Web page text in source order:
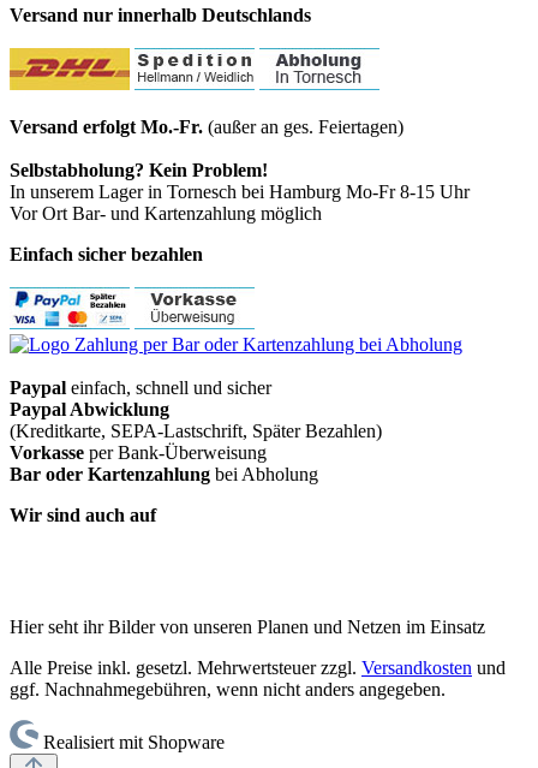
Versand nur innerhalb Deutschlands
Versand erfolgt Mo.-Fr. (außer an ges. Feiertagen)
Selbstabholung? Kein Problem!
In unserem Lager in Tornesch bei Hamburg Mo-Fr 8-15 Uhr
Vor Ort Bar- und Kartenzahlung möglich
Einfach sicher bezahlen
Paypal einfach, schnell und sicher
Paypal Abwicklung
(Kreditkarte, SEPA-Lastschrift, Später Bezahlen)
Vorkasse per Bank-Überweisung
Bar oder Kartenzahlung bei Abholung
Wir sind auch auf
Hier seht ihr Bilder von unseren Planen und Netzen im Einsatz
Alle Preise inkl. gesetzl. Mehrwertsteuer zzgl. Versandkosten und
ggf. Nachnahmegebühren, wenn nicht anders angegeben.
Realisiert mit Shopware